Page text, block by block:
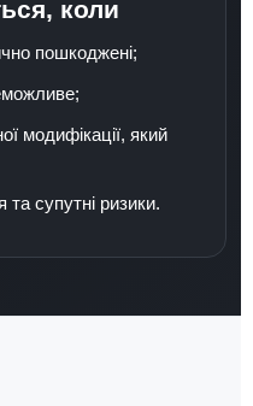
коли
пошкоджені;
модифікації, який
супутні ризики.